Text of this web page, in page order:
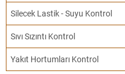
Silecek Lastik - Suyu Kontrol
Sıvı Sızıntı Kontrol
Yakıt Hortumları Kontrol